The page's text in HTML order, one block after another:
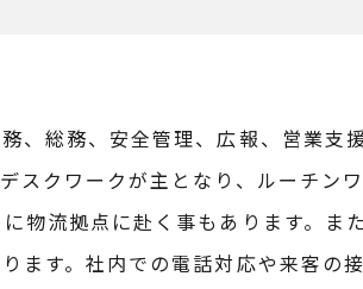
、総務、安全管理、広報、営業支
スクワークが主となり、ルーチン
物流拠点に赴く事もあります。ま
ます。社内での電話対応や来客の